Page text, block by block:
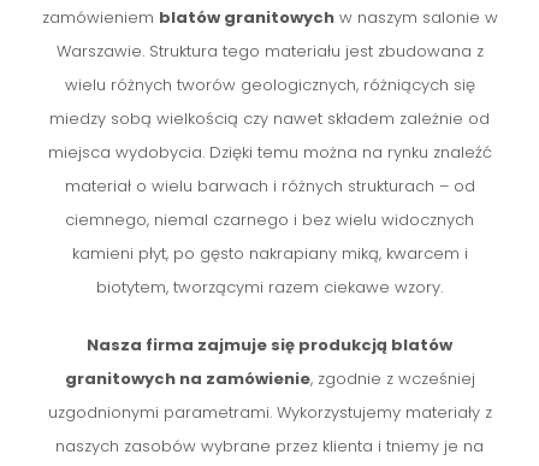
zamówieniem blatów granitowychw naszym salonie w
Warszawie. Struktura tego materiału jest zbudowana z
wielu różnych tworów geologicznych, różniących się
miedzy sobą wielkością czy nawet składem zależnie od
miejsca wydobycia. Dzięki temu można na rynku znaleźć
materiał o wielu barwach i różnych strukturach – od
ciemnego, niemal czarnego i bez wielu widocznych
kamieni płyt, po gęsto nakrapiany miką, kwarcem i
biotytem, tworzącymi razem ciekawe wzory.
Nasza firma zajmuje się produkcją blatów
granitowych na zamówienie, zgodnie z wcześniej
uzgodnionymi parametrami. Wykorzystujemy materiały z
naszych zasobów wybrane przez klienta i tniemy je na